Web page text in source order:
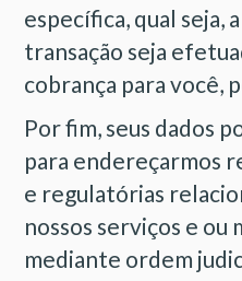
específica, qual seja,
transação seja
cobrança para você,
Por fim, seus dados
para endereçarmos
e regulatórias
nossos serviços e
mediante ordem